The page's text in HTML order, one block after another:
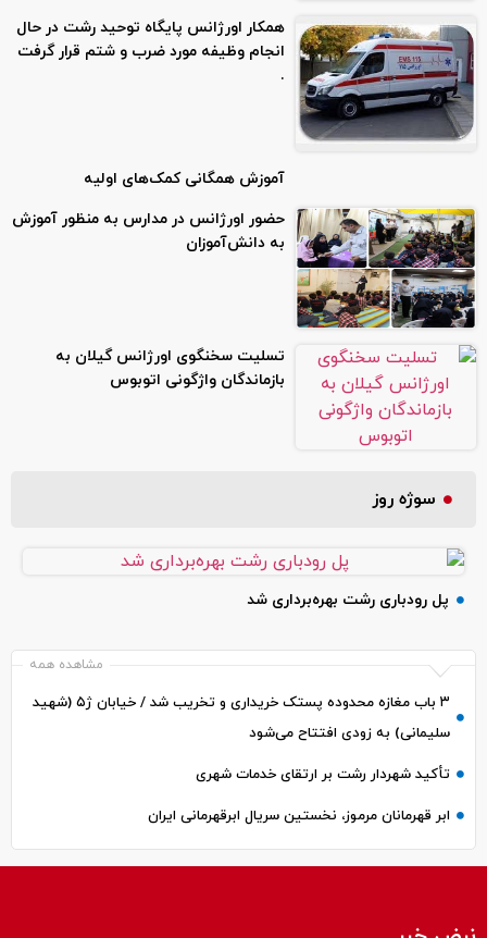
همکار اورژانس پایگاه توحید رشت در حال
انجام وظیفه مورد ضرب و شتم قرار گرفت
.
آموزش همگانی کمک‌های اولیه
حضور اورژانس در مدارس به منظور آموزش
به دانش‌آموزان
تسلیت سخنگوی اورژانس گیلان به
بازماندگان واژگونی اتوبوس
سوژه روز
پل رودباری رشت بهره‌برداری شد
مشاهده همه
۳ باب مغازه محدوده پستک خریداری و تخریب شد / خیابان ژ۵ (شهید
سلیمانی) به زودی افتتاح می‌شود
تأکید شهردار رشت بر ارتقای خدمات شهری
ابر قهرمانان مرموز، نخستین سریال ابرقهرمانی ایران